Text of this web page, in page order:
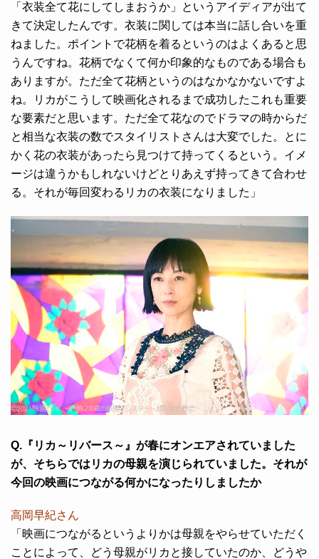
「衣装全て花にしてしまおうか」というアイディアが出て
きて決定したんです。衣装に関しては本当に話し合いを重
ねました。ポイントで花柄を着るというのはよくあると思
うんですね。花柄でなくて何か印象的なものである場合も
ありますが。ただ全て花柄というのはなかなかないですよ
ね。リカがこうして映画化されるまで成功したこれも重要
な要素だと思います。ただ全て花なのでドラマの時からだ
と相当な衣装の数でスタイリストさんは大変でした。とに
かく花の衣装があったら見つけて持ってくるという。イメ
ージは違うかもしれないけどとりあえず持ってきて合わせ
る。それが毎回変わるリカの衣装になりました」
Q.『リカ～リバース～』が春にオンエアされていました
が、そちらではリカの母親を演じられていました。それが
今回の映画につながる何かになったりしましたか
高岡早紀さん
「映画につながるというよりかは母親をやらせていただく
ことによって、どう母親がリカと接していたのか、どうや